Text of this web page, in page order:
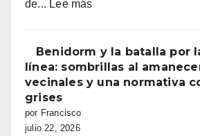
de... Lee más:
patronales
Consulta
la
Benidorm y la batalla por
línea: sombrillas al
vecinales y una normativa
grises
por Francisco
julio 22, 2026